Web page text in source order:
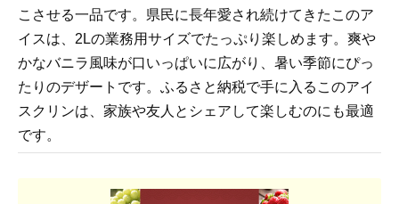
こさせる一品です。県民に長年愛され続けてきたこのア
イスは、2Lの業務用サイズでたっぷり楽しめます。爽や
かなバニラ風味が口いっぱいに広がり、暑い季節にぴっ
たりのデザートです。ふるさと納税で手に入るこのアイ
スクリンは、家族や友人とシェアして楽しむのにも最適
です。